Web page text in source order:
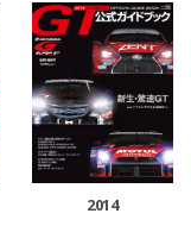
2014